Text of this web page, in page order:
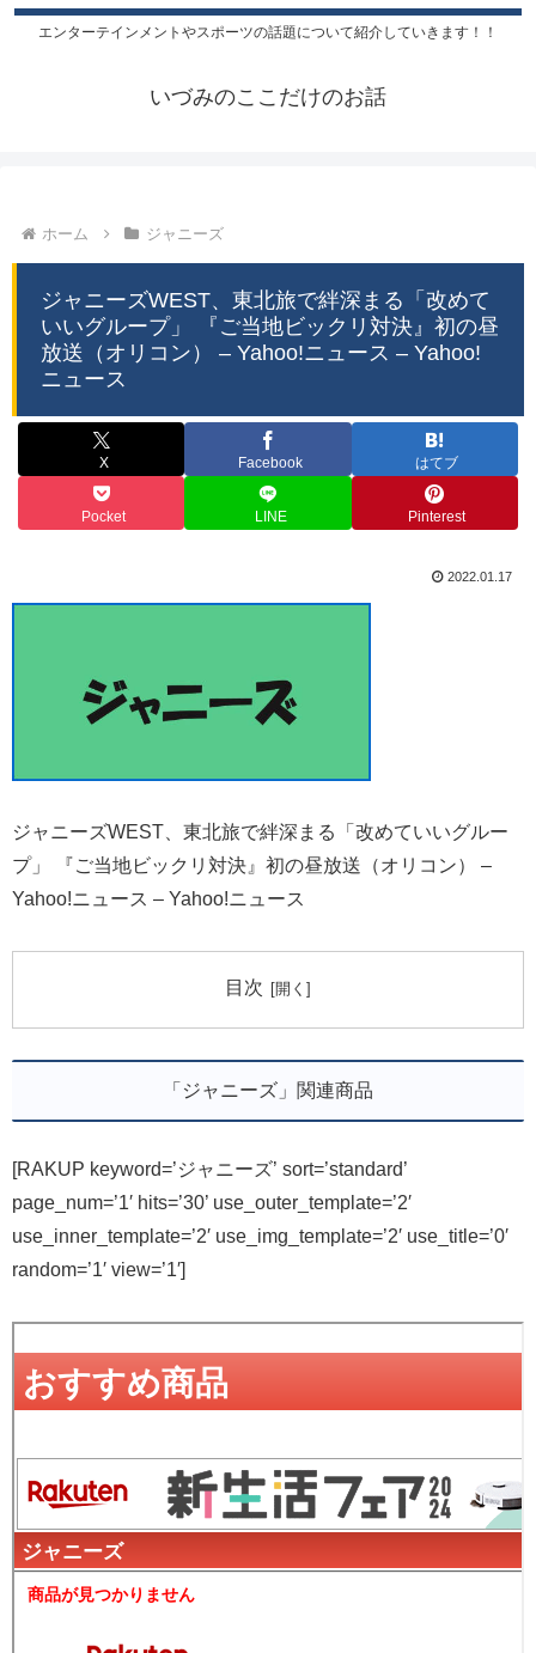
エンターテインメントやスポーツの話題について紹介していきます！！
いづみのここだけのお話
ホーム ジャニーズ
ジャニーズWEST、東北旅で絆深まる「改めて
いいグループ」 『ご当地ビックリ対決』初の昼
放送（オリコン） – Yahoo!ニュース – Yahoo!
ニュース
X Facebook はてブ
Pocket LINE Pinterest
2022.01.17
ジャニーズWEST、東北旅で絆深まる「改めていいグルー
プ」 『ご当地ビックリ対決』初の昼放送（オリコン） –
Yahoo!ニュース – Yahoo!ニュース
目次
「ジャニーズ」関連商品
[RAKUP keyword=’ジャニーズ’ sort=’standard’
page_num=’1′ hits=’30’ use_outer_template=’2′
use_inner_template=’2′ use_img_template=’2′ use_title=’0′
random=’1′ view=’1′]